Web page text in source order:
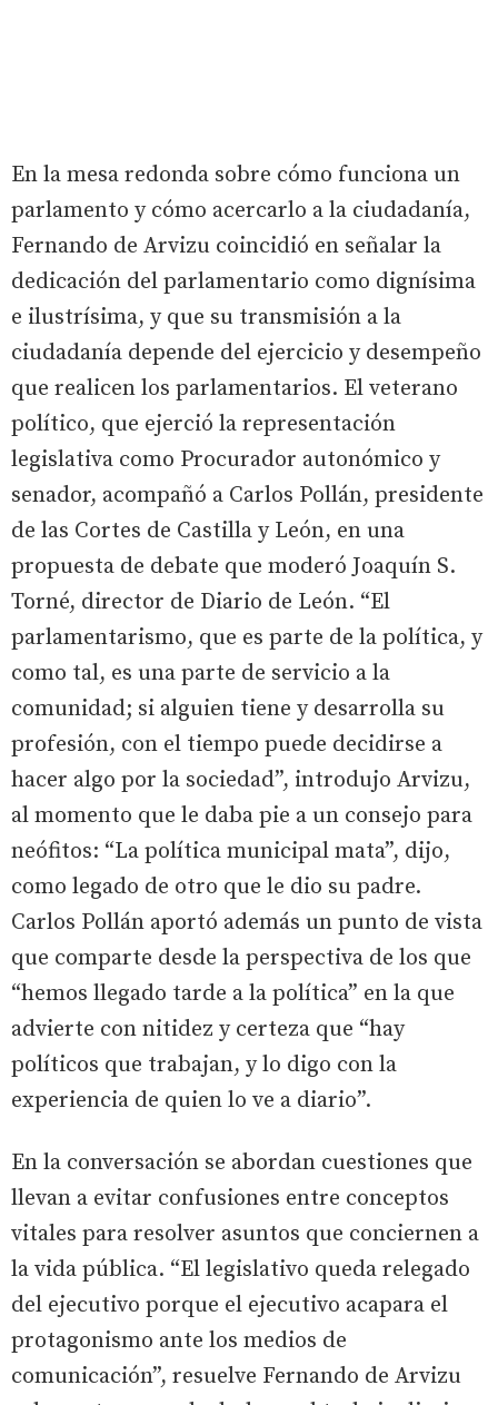
En la mesa redonda sobre cómo funciona un
parlamento y cómo acercarlo a la ciudadanía,
Fernando de Arvizu coincidió en señalar la
dedicación del parlamentario como dignísima
e ilustrísima, y que su transmisión a la
ciudadanía depende del ejercicio y desempeño
que realicen los parlamentarios. El veterano
político, que ejerció la representación
legislativa como Procurador autonómico y
senador, acompañó a Carlos Pollán, presidente
de las Cortes de Castilla y León, en una
propuesta de debate que moderó Joaquín S.
Torné, director de Diario de León. “El
parlamentarismo, que es parte de la política, y
como tal, es una parte de servicio a la
comunidad; si alguien tiene y desarrolla su
profesión, con el tiempo puede decidirse a
hacer algo por la sociedad”, introdujo Arvizu,
al momento que le daba pie a un consejo para
neófitos: “La política municipal mata”, dijo,
como legado de otro que le dio su padre.
Carlos Pollán aportó además un punto de vista
que comparte desde la perspectiva de los que
“hemos llegado tarde a la política” en la que
advierte con nitidez y certeza que “hay
políticos que trabajan, y lo digo con la
experiencia de quien lo ve a diario”.
En la conversación se abordan cuestiones que
llevan a evitar confusiones entre conceptos
vitales para resolver asuntos que conciernen a
la vida pública. “El legislativo queda relegado
del ejecutivo porque el ejecutivo acapara el
protagonismo ante los medios de
comunicación”, resuelve Fernando de Arvizu